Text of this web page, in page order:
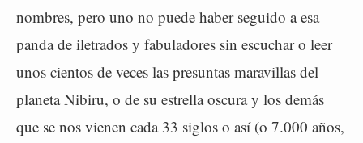
nombres, pero uno no puede haber seguido a esa
panda de iletrados y fabuladores sin escuchar o leer
unos cientos de veces las presuntas maravillas del
planeta Nibiru, o de su estrella oscura y los demás
que se nos vienen cada 33 siglos o así (o 7.000 años,